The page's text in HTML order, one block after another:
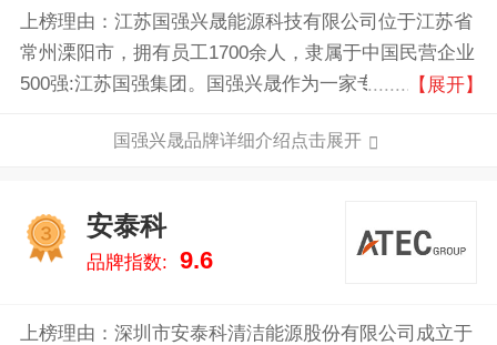
上榜理由：江苏国强兴晟能源科技有限公司位于江苏省
常州溧阳市，拥有员工1700余人，隶属于中国民营企业
500强:江苏国强集团。国强兴晟作为一家专注于提供全
服务商，是服务于全球清洁能源的科技型企业，致力于
构建人类更美好的未来，至今已累计生产和安装光伏支
架系统超60GW。
【展开】
国强兴晟品牌详细介绍点击展开
3
安泰科
品牌指数: 9.6
上榜理由：深圳市安泰科清洁能源股份有限公司成立于